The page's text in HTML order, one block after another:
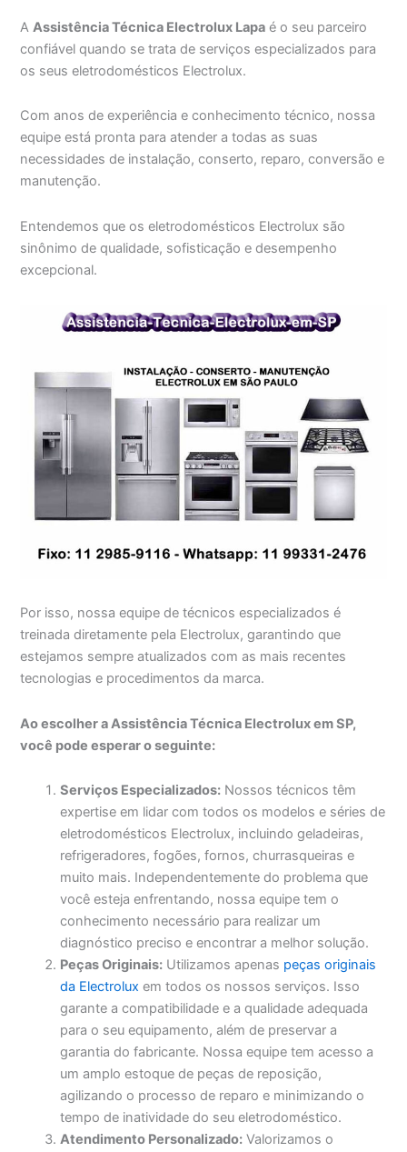
AAssistência Técnica Electrolux Lapa é o seu parceiro
confiável quando se trata de serviços especializados para
os seus eletrodomésticos Electrolux.
Com anos de experiência e conhecimento técnico, nossa
equipe está pronta para atender a todas as suas
necessidades de instalação, conserto, reparo, conversão e
manutenção.
Entendemos que os eletrodomésticos Electrolux são
sinônimo de qualidade, sofisticação e desempenho
excepcional.
Por isso, nossa equipe de técnicos especializados é
treinada diretamente pela Electrolux, garantindo que
estejamos sempre atualizados com as mais recentes
tecnologias e procedimentos da marca.
Ao escolher a Assistência Técnica Electrolux em SP,
você pode esperar o seguinte:
Serviços Especializados: Nossos técnicos têm
expertise em lidar com todos os modelos e séries de
eletrodomésticos Electrolux, incluindo geladeiras,
refrigeradores, fogões, fornos, churrasqueiras e
muito mais. Independentemente do problema que
você esteja enfrentando, nossa equipe tem o
conhecimento necessário para realizar um
diagnóstico preciso e encontrar a melhor solução.
Peças Originais: Utilizamos apenas peças originais
da Electrolux em todos os nossos serviços. Isso
garante a compatibilidade e a qualidade adequada
para o seu equipamento, além de preservar a
garantia do fabricante. Nossa equipe tem acesso a
um amplo estoque de peças de reposição,
agilizando o processo de reparo e minimizando o
tempo de inatividade do seu eletrodoméstico.
Atendimento Personalizado: Valorizamos o